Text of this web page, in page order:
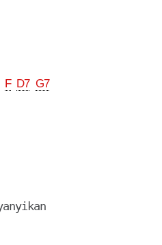
F D7 G7